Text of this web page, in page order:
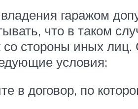
гаражом
что в таком
со стороны иных
условия:
в договор, по